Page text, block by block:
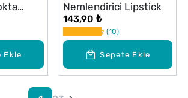
Ekle
200
Sepete Ekle
Nemlendirici Lipstick
143,90 ₺
10